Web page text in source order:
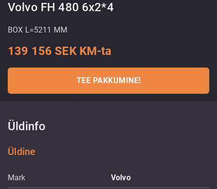
Volvo FH 480 6x2*4
BOX L=5211 MM
139 156 SEK KM-ta
TEE PAKKUMINE!
Üldinfo
Üldine
Mark Volvo